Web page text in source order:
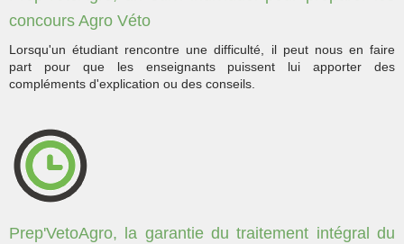
concours Agro Véto
Lorsqu'un étudiant rencontre une difficulté, il peut nous en faire
part pour que les enseignants puissent lui apporter des
compléments d'explication ou des conseils.
Prep'VetoAgro, la garantie du traitement intégral du